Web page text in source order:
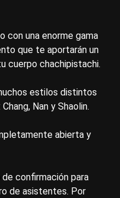
con una enorme gama
que te aportarán un
cuerpo chachipistachi.
estilos distintos
Nan y Shaolin.
abierta y
de confirmación para
de asistentes. Por